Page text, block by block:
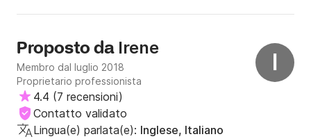
I
Proposto da Irene
Membro dal luglio 2018
Proprietario professionista
4.4 (7 recensioni)
Contatto validato
Lingua(e) parlata(e): Inglese, Italiano